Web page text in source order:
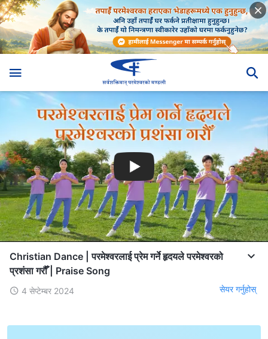
Christian Dance | परमेश्‍वरलाई प्रेम गर्ने हृदयले परमेश्‍वरको
प्रशंसा गरौँ | Praise Song
4 सेप्टेम्बर 2024 सेयर गर्नुहोस्